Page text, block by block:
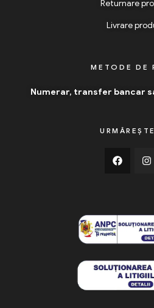
Returnare
Livrare
METODE DE
Numerar, transfer bancar